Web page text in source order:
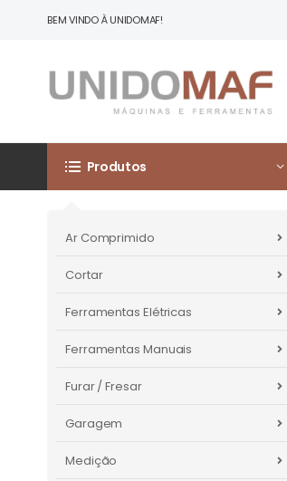
BEM VINDO À UNIDOMAF!
Produtos
Ar Comprimido
Cortar
Ferramentas Elétricas
Ferramentas Manuais
Furar / Fresar
Garagem
Medição